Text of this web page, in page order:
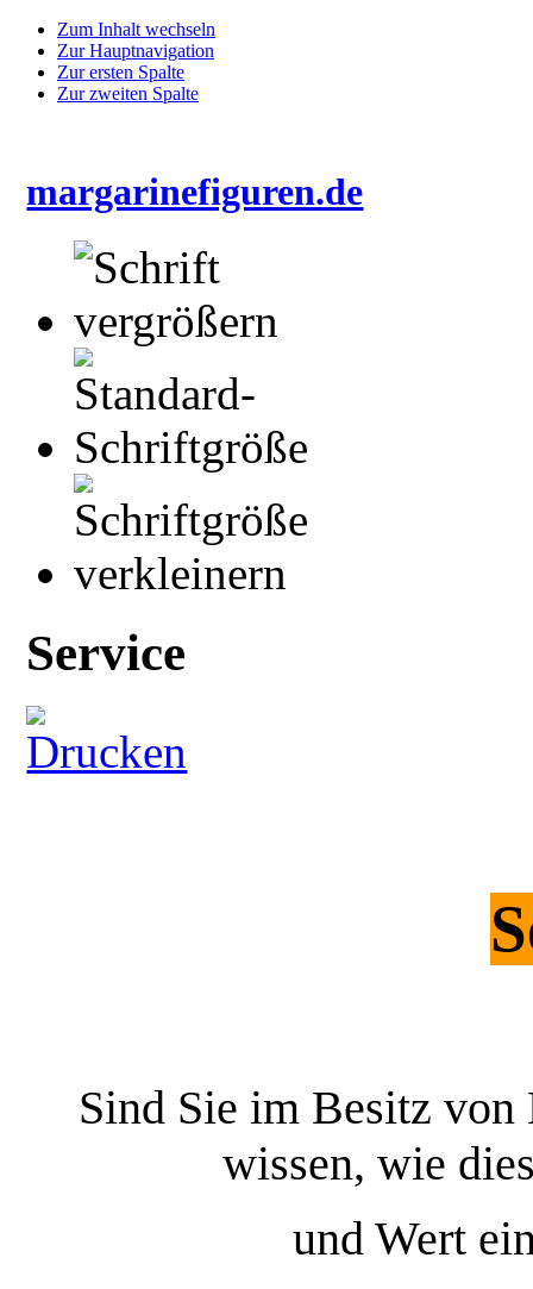
Zum Inhalt wechseln
Zur Hauptnavigation
Zur ersten Spalte
Zur zweiten Spalte
margarinefiguren.de
Service
Sind Sie im Besitz
wissen, wie
und Wert